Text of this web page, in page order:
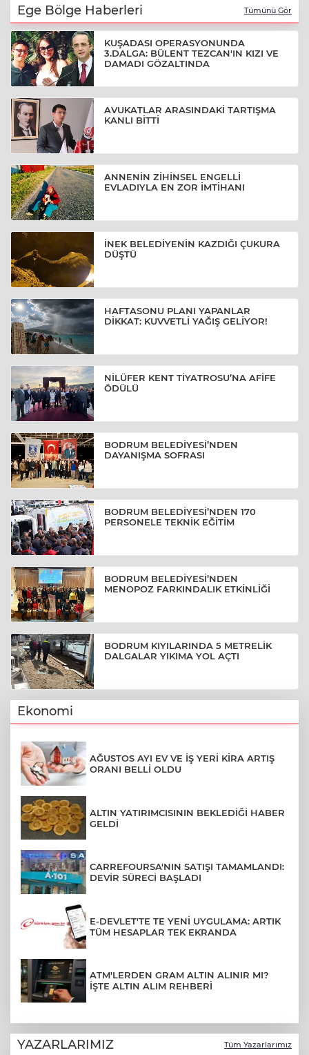
Ege Bölge Haberleri Tümünü Gör
KUŞADASI OPERASYONUNDA
3.DALGA: BÜLENT TEZCAN'IN KIZI VE
DAMADI GÖZALTINDA
AVUKATLAR ARASINDAKİ TARTIŞMA
KANLI BİTTİ
ANNENİN ZİHİNSEL ENGELLİ
EVLADIYLA EN ZOR İMTİHANI
İNEK BELEDİYENİN KAZDIĞI ÇUKURA
DÜŞTÜ
HAFTASONU PLANI YAPANLAR
DİKKAT: KUVVETLİ YAĞIŞ GELİYOR!
NİLÜFER KENT TİYATROSU’NA AFİFE
ÖDÜLÜ
BODRUM BELEDİYESİ’NDEN
DAYANIŞMA SOFRASI
BODRUM BELEDİYESİ’NDEN 170
PERSONELE TEKNİK EĞİTİM
BODRUM BELEDİYESİ’NDEN
MENOPOZ FARKINDALIK ETKİNLİĞİ
BODRUM KIYILARINDA 5 METRELİK
DALGALAR YIKIMA YOL AÇTI
Ekonomi
AĞUSTOS AYI EV VE İŞ YERİ KİRA ARTIŞ
ORANI BELLİ OLDU
ALTIN YATIRIMCISININ BEKLEDİĞİ HABER
GELDİ
CARREFOURSA'NIN SATIŞI TAMAMLANDI:
DEVİR SÜRECİ BAŞLADI
E-DEVLET'TE TE YENİ UYGULAMA: ARTIK
TÜM HESAPLAR TEK EKRANDA
ATM'LERDEN GRAM ALTIN ALINIR MI?
İŞTE ALTIN ALIM REHBERİ
YAZARLARIMIZ Tüm Yazarlarımız